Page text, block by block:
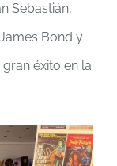
Sebastián,
Bond y
éxito en la